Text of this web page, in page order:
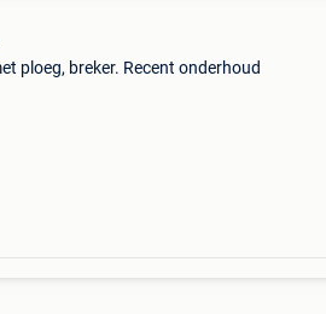
ploeg, breker. Recent onderhoud